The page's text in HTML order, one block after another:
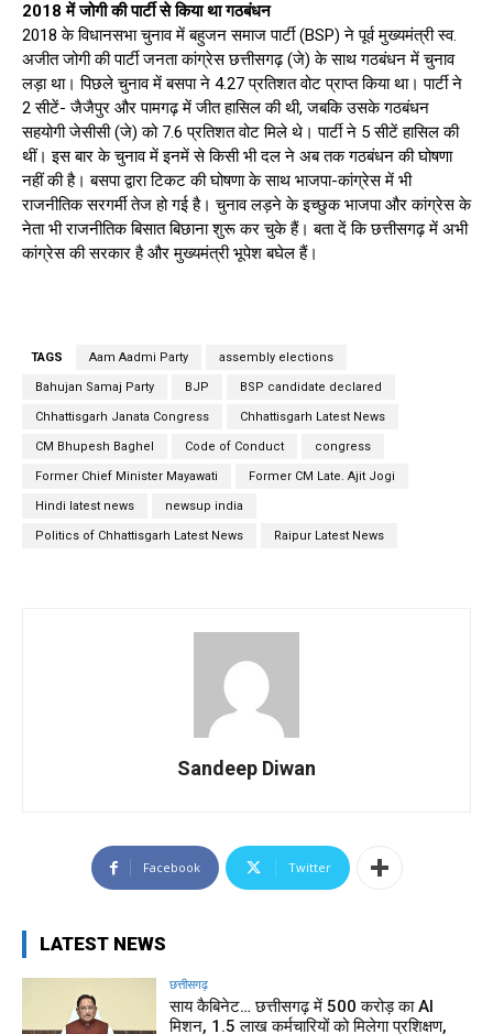
2018 में जोगी की पार्टी से किया था गठबंधन
2018 के विधानसभा चुनाव में बहुजन समाज पार्टी (BSP) ने पूर्व मुख्यमंत्री स्व.
अजीत जोगी की पार्टी जनता कांग्रेस छत्तीसगढ़ (जे) के साथ गठबंधन में चुनाव
लड़ा था। पिछले चुनाव में बसपा ने 4.27 प्रतिशत वोट प्राप्त किया था। पार्टी ने
2 सीटें- जैजैपुर और पामगढ़ में जीत हासिल की थी, जबकि उसके गठबंधन
सहयोगी जेसीसी (जे) को 7.6 प्रतिशत वोट मिले थे। पार्टी ने 5 सीटें हासिल की
थीं। इस बार के चुनाव में इनमें से किसी भी दल ने अब तक गठबंधन की घोषणा
नहीं की है। बसपा द्वारा टिकट की घोषणा के साथ भाजपा-कांग्रेस में भी
राजनीतिक सरगर्मी तेज हो गई है। चुनाव लड़ने के इच्छुक भाजपा और कांग्रेस के
नेता भी राजनीतिक बिसात बिछाना शुरू कर चुके हैं। बता दें कि छत्तीसगढ़ में अभी
कांग्रेस की सरकार है और मुख्यमंत्री भूपेश बघेल हैं।
TAGS Aam Aadmi Party assembly elections
Bahujan Samaj Party BJP BSP candidate declared
Chhattisgarh Janata Congress Chhattisgarh Latest News
CM Bhupesh Baghel Code of Conduct congress
Former Chief Minister Mayawati Former CM Late. Ajit Jogi
Hindi latest news newsup india
Politics of Chhattisgarh Latest News Raipur Latest News
Sandeep Diwan
Facebook Twitter
LATEST NEWS
छत्तीसगढ़
साय कैबिनेट… छत्तीसगढ़ में 500 करोड़ का AI
मिशन, 1.5 लाख कर्मचारियों को मिलेगा प्रशिक्षण,